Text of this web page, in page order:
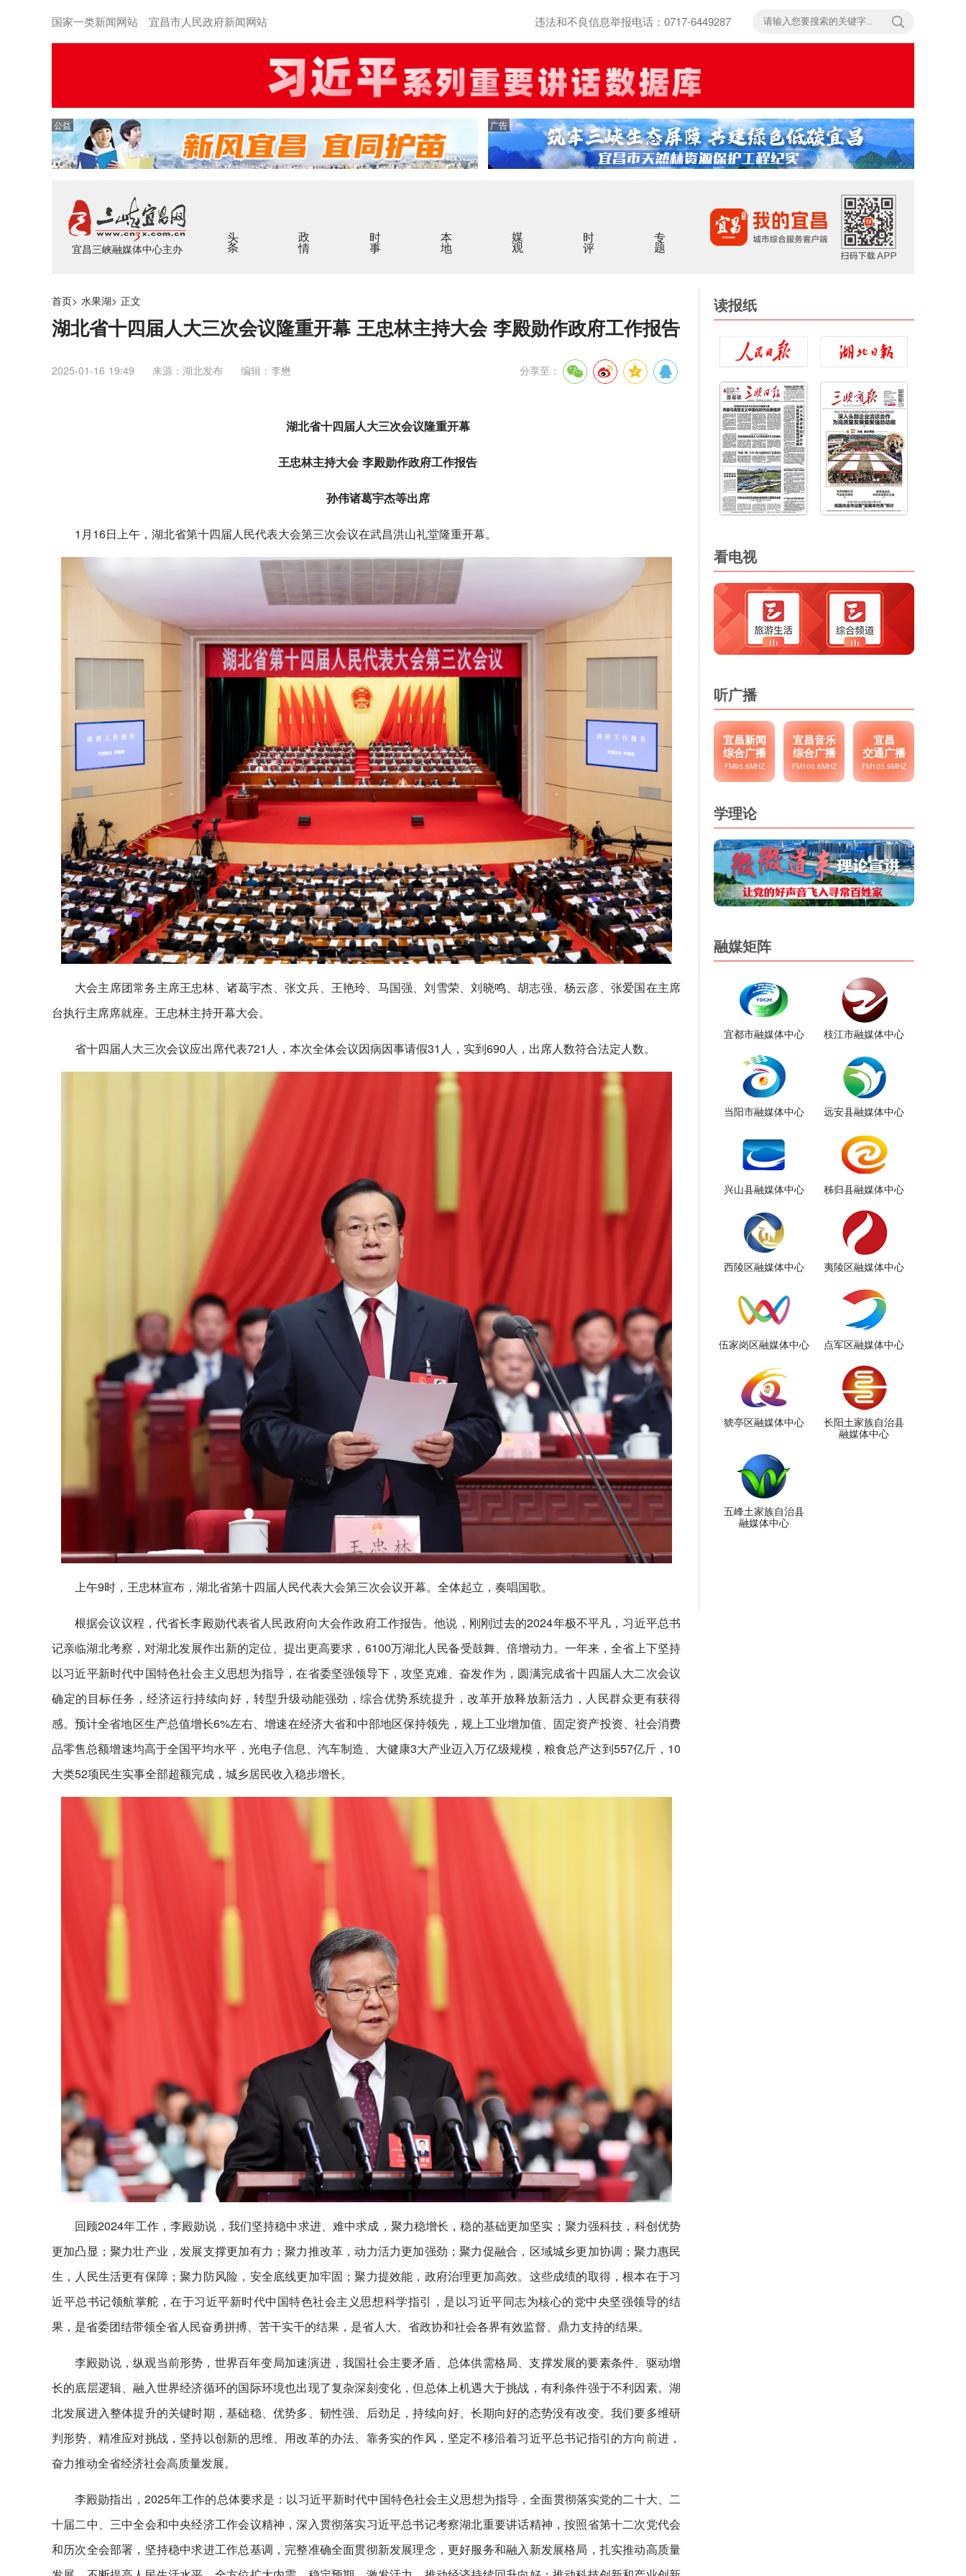
国家一类新闻网站 宜昌市人民政府新闻网站 违法和不良信息举报电话：0717-6449287
公益 广告
宜昌三峡融媒体中心主办
头条 政情 时事 本地 媒观 时评 专题
首页> 水果湖> 正文
湖北省十四届人大三次会议隆重开幕 王忠林主持大会 李殿勋作政府工作报告
2025-01-16 19:49 来源：湖北发布 编辑：李懋 分享至：
湖北省十四届人大三次会议隆重开幕
王忠林主持大会 李殿勋作政府工作报告
孙伟诸葛宇杰等出席
1月16日上午，湖北省第十四届人民代表大会第三次会议在武昌洪山礼堂隆重开幕。
大会主席团常务主席王忠林、诸葛宇杰、张文兵、王艳玲、马国强、刘雪荣、刘晓鸣、胡志强、杨云彦、张爱国在主席
台执行主席席就座。王忠林主持开幕大会。
省十四届人大三次会议应出席代表721人，本次全体会议因病因事请假31人，实到690人，出席人数符合法定人数。
上午9时，王忠林宣布，湖北省第十四届人民代表大会第三次会议开幕。全体起立，奏唱国歌。
根据会议议程，代省长李殿勋代表省人民政府向大会作政府工作报告。他说，刚刚过去的2024年极不平凡，习近平总书
记亲临湖北考察，对湖北发展作出新的定位、提出更高要求，6100万湖北人民备受鼓舞、倍增动力。一年来，全省上下坚持
以习近平新时代中国特色社会主义思想为指导，在省委坚强领导下，攻坚克难、奋发作为，圆满完成省十四届人大二次会议
确定的目标任务，经济运行持续向好，转型升级动能强劲，综合优势系统提升，改革开放释放新活力，人民群众更有获得
感。预计全省地区生产总值增长6%左右、增速在经济大省和中部地区保持领先，规上工业增加值、固定资产投资、社会消费
品零售总额增速均高于全国平均水平，光电子信息、汽车制造、大健康3大产业迈入万亿级规模，粮食总产达到557亿斤，10
大类52项民生实事全部超额完成，城乡居民收入稳步增长。
回顾2024年工作，李殿勋说，我们坚持稳中求进、难中求成，聚力稳增长，稳的基础更加坚实；聚力强科技，科创优势
更加凸显；聚力壮产业，发展支撑更加有力；聚力推改革，动力活力更加强劲；聚力促融合，区域城乡更加协调；聚力惠民
生，人民生活更有保障；聚力防风险，安全底线更加牢固；聚力提效能，政府治理更加高效。这些成绩的取得，根本在于习
近平总书记领航掌舵，在于习近平新时代中国特色社会主义思想科学指引，是以习近平同志为核心的党中央坚强领导的结
果，是省委团结带领全省人民奋勇拼搏、苦干实干的结果，是省人大、省政协和社会各界有效监督、鼎力支持的结果。
李殿勋说，纵观当前形势，世界百年变局加速演进，我国社会主要矛盾、总体供需格局、支撑发展的要素条件、驱动增
长的底层逻辑、融入世界经济循环的国际环境也出现了复杂深刻变化，但总体上机遇大于挑战，有利条件强于不利因素。湖
北发展进入整体提升的关键时期，基础稳、优势多、韧性强、后劲足，持续向好、长期向好的态势没有改变。我们要多维研
判形势、精准应对挑战，坚持以创新的思维、用改革的办法、靠务实的作风，坚定不移沿着习近平总书记指引的方向前进，
奋力推动全省经济社会高质量发展。
李殿勋指出，2025年工作的总体要求是：以习近平新时代中国特色社会主义思想为指导，全面贯彻落实党的二十大、二
十届二中、三中全会和中央经济工作会议精神，深入贯彻落实习近平总书记考察湖北重要讲话精神，按照省第十二次党代会
和历次全会部署，坚持稳中求进工作总基调，完整准确全面贯彻新发展理念，更好服务和融入新发展格局，扎实推动高质量
读报纸
看电视
听广播
宜昌新闻
综合广播
FM95.6MHZ
宜昌音乐
综合广播
FM100.6MHZ
宜昌
交通广播
FM105.9MHZ
学理论
融媒矩阵
宜都市融媒体中心 枝江市融媒体中心
当阳市融媒体中心 远安县融媒体中心
兴山县融媒体中心 秭归县融媒体中心
西陵区融媒体中心 夷陵区融媒体中心
伍家岗区融媒体中心 点军区融媒体中心
猇亭区融媒体中心
长阳土家族自治县
融媒体中心
五峰土家族自治县
融媒体中心